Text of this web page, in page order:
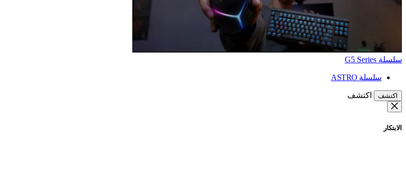
سلسلة G5 Series
سلسلة ASTRO
اكتشف اكتشف
الابتكار